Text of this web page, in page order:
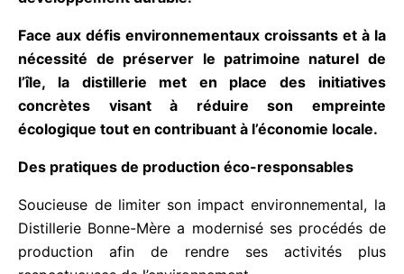
la nécessité de préserver le patrimoine naturel de
l’île, la distillerie met en place des initiatives
concrètes visant à réduire son empreinte
écologique tout en contribuant à l’économie
locale.
Des pratiques de production éco-responsables
Soucieuse de limiter son impact environnemental,
la Distillerie Bonne-Mère a modernisé ses procédés
de production afin de rendre ses activités plus